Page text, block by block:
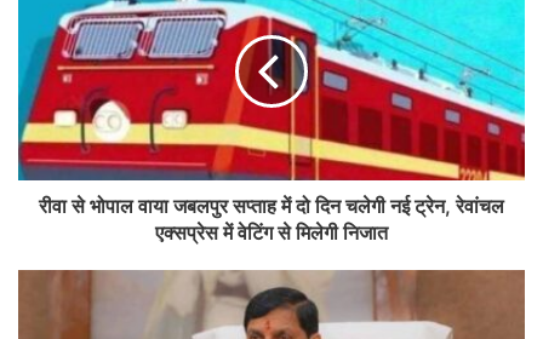
रीवा से भोपाल वाया जबलपुर सप्ताह में दो दिन चलेगी नई ट्रेन, रेवांचल
एक्सप्रेस में वेटिंग से मिलेगी निजात